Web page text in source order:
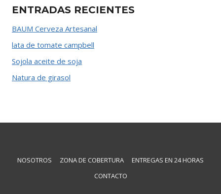
ENTRADAS RECIENTES
BAUM Cerveza Artesanal
lata de tomate campbell
Sojola aceite de soja
Natura de girasol
NOSOTROS ZONA DE COBERTURA
ENTREGAS EN 24 HORAS
CONTACTO